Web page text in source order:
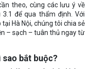
theo, cùng các lưu ý về
để qua thẩm định. Với
Hà Nội, chúng tôi chia sẻ
– sạch – tuân thủ ngay từ
sao bắt buộc?